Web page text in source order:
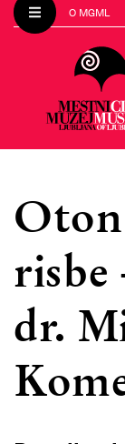
O MGML
risbe
dr.